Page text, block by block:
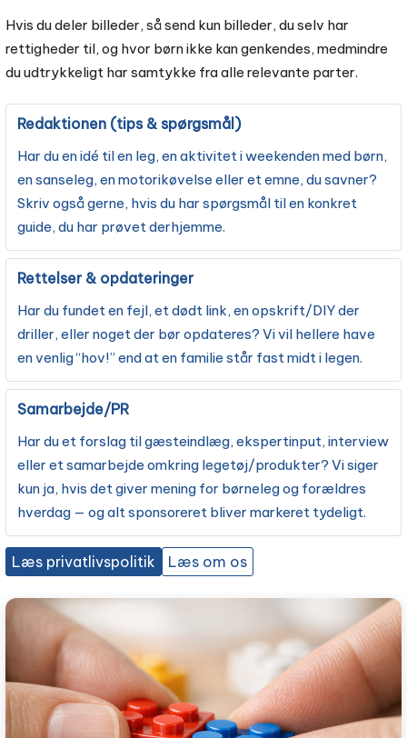
Hvis du deler billeder, så send kun billeder, du selv har
rettigheder til, og hvor børn ikke kan genkendes, medmindre
du udtrykkeligt har samtykke fra alle relevante parter.
Redaktionen (tips & spørgsmål)
Har du en idé til en leg, en aktivitet i weekenden med børn,
en sanseleg, en motorikøvelse eller et emne, du savner?
Skriv også gerne, hvis du har spørgsmål til en konkret
guide, du har prøvet derhjemme.
Rettelser & opdateringer
Har du fundet en fejl, et dødt link, en opskrift/DIY der
driller, eller noget der bør opdateres? Vi vil hellere have
en venlig “hov!” end at en familie står fast midt i legen.
Samarbejde/PR
Har du et forslag til gæsteindlæg, ekspertinput, interview
eller et samarbejde omkring legetøj/produkter? Vi siger
kun ja, hvis det giver mening for børneleg og forældres
hverdag — og alt sponsoreret bliver markeret tydeligt.
Læs privatlivspolitik Læs om os